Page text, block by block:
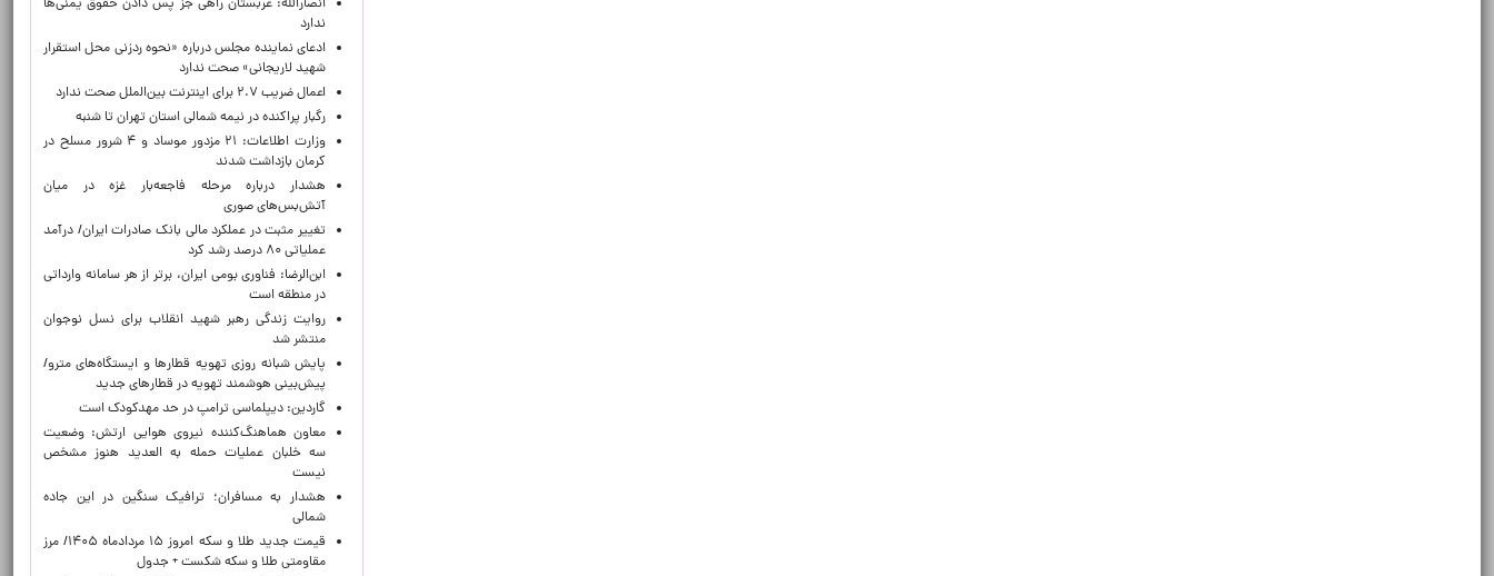
انصارالله: عربستان راهی جز پس دادن حقوق یمنی‌ها
ندارد
ادعای نماینده مجلس درباره «نحوه ردزنی محل استقرار
شهید لاریجانی» صحت ندارد
اعمال ضریب ۲.۷ برای اینترنت بین‌الملل صحت ندارد
رگبار پراکنده در نیمه شمالی استان تهران تا شنبه
وزارت اطلاعات: ۲۱ مزدور موساد و ۴ شرور مسلح در
کرمان بازداشت شدند
هشدار درباره مرحله فاجعه‌بار غزه در میان
آتش‌بس‌های صوری
تغییر مثبت در عملکرد مالی بانک صادرات ایران/ درآمد
عملیاتی ۸۰ درصد رشد کرد
ابن‌الرضا: فناوری بومی ایران، برتر از هر سامانه وارداتی
در منطقه است
روایت زندگی رهبر شهید انقلاب برای نسل نوجوان
منتشر شد
پایش شبانه روزی تهویه قطارها و ایستگاه‌های مترو/
پیش‌بینی هوشمند تهویه در قطارهای جدید
گاردین: دیپلماسی ترامپ در حد مهدکودک است
معاون هماهنگ‌کننده نیروی هوایی ارتش: وضعیت
سه خلبان عملیات حمله به العدید هنوز مشخص
نیست
هشدار به مسافران؛ ترافیک سنگین در این جاده
شمالی
قیمت جدید طلا و سکه امروز ۱۵ مردادماه ۱۴۰۵/ مرز
مقاومتی طلا و سکه شکست + جدول